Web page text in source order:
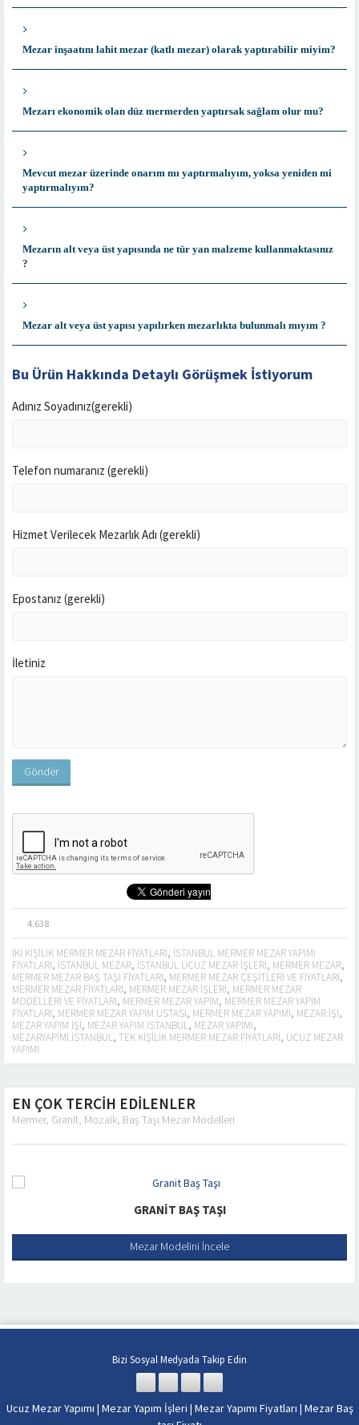
Mezar inşaatını lahit mezar (katlı mezar) olarak yaptırabilir miyim?
Mezarı ekonomik olan düz mermerden yaptırsak sağlam olur mu?
Mevcut mezar üzerinde onarım mı yaptırmalıyım, yoksa yeniden mi
yaptırmalıyım?
Mezarın alt veya üst yapısında ne tür yan malzeme kullanmaktasınız
?
Mezar alt veya üst yapısı yapılırken mezarlıkta bulunmalı mıyım ?
Bu Ürün Hakkında Detaylı Görüşmek İstiyorum
Adınız Soyadınız(gerekli)
Telefon numaranız (gerekli)
Hizmet Verilecek Mezarlık Adı (gerekli)
Epostanız (gerekli)
İletiniz
4.638
IKI KIŞILIK MERMER MEZAR FIYATLARI, ISTANBUL MERMER MEZAR YAPIMI
FIYATLARI, ISTANBUL MEZAR, ISTANBUL UCUZ MEZAR IŞLERI, MERMER MEZAR,
MERMER MEZAR BAŞ TAŞI FIYATLARI, MERMER MEZAR ÇEŞITLERI VE FIYATLARI,
MERMER MEZAR FIYATLARI, MERMER MEZAR IŞLERI, MERMER MEZAR
MODELLERI VE FIYATLARI, MERMER MEZAR YAPIM, MERMER MEZAR YAPIM
FIYATLARI, MERMER MEZAR YAPIM USTASI, MERMER MEZAR YAPIMI, MEZAR IŞI,
MEZAR YAPIM IŞI, MEZAR YAPIM ISTANBUL, MEZAR YAPIMI,
MEZARYAPIMI.ISTANBUL, TEK KIŞILIK MERMER MEZAR FIYATLARI, UCUZ MEZAR
YAPIMI
EN ÇOK TERCİH EDİLENLER
Mermer, Granit, Mozaik, Baş Taşı Mezar Modelleri
GRANIT BAŞ TAŞI
Mezar Modelini İncele
Bizi Sosyal Medyada Takip Edin
Ucuz Mezar Yapımı | Mezar Yapım İşleri | Mezar Yapımı Fiyatları | Mezar Baş